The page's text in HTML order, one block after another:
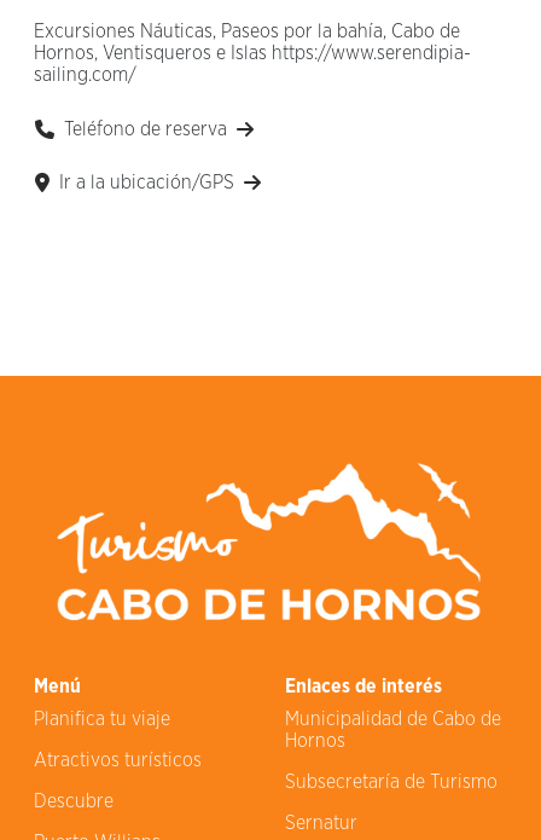
Excursiones Náuticas, Paseos por la bahía, Cabo de
Hornos, Ventisqueros e Islas https://www.serendipia-
sailing.com/
Teléfono de reserva
Ir a la ubicación/GPS
Menú
Planifica tu viaje
Atractivos turísticos
Descubre
Enlaces de interés
Municipalidad de Cabo de
Hornos
Subsecretaría de Turismo
Sernatur